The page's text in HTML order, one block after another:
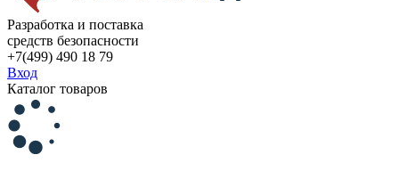
Разработка и поставка
средств безопасности
+7(499) 490 18 79
Вход
Каталог товаров